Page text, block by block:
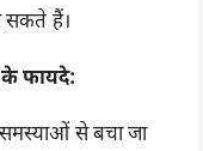
सकते हैं।
फायदे:
से बचा जा